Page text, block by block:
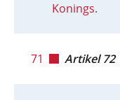
Konings.
71 Artikel 72